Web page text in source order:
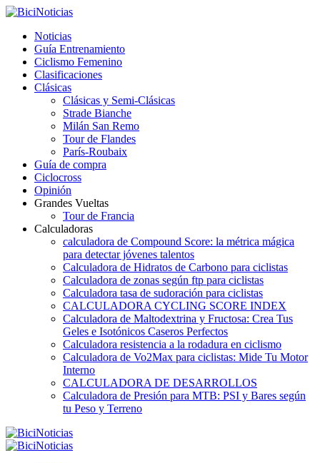
Noticias
Guía Entrenamiento
Ciclismo Femenino
Clasificaciones
Clásicas
Clásicas y Semi-Clásicas
Strade Bianche
Milán San Remo
Tour de Flandes
París-Roubaix
Guía de compra
Ciclocross
Opinión
Grandes Vueltas
Tour de Francia
Calculadoras
calculadora de Compound Score: la métrica mágica
para detectar jóvenes talentos
Calculadora de Hidratos de Carbono para ciclistas
Calculadora de zonas según ftp para ciclistas
Calculadora tasa de sudoración para ciclistas
CALCULADORA CYCLING SCORE INDEX
Calculadora de Maltodextrina y Fructosa: Crea Tus
Geles e Isotónicos Caseros Perfectos
Calculadora resistencia a la rodadura en ciclismo
Calculadora de Vo2Max para ciclistas: Mide Tu Motor
Interno
CALCULADORA DE DESARROLLOS
Calculadora de Presión para MTB: PSI y Bares según
tu Peso y Terreno